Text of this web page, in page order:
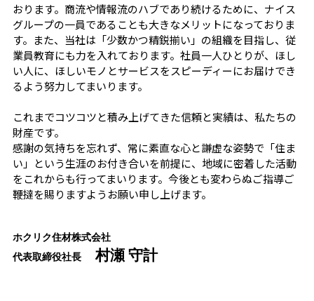
おります。商流や情報流のハブであり続けるために、ナイス
グループの一員であることも大きなメリットになっておりま
す。また、当社は「少数かつ精鋭揃い」の組織を目指し、従
業員教育にも力を入れております。社員一人ひとりが、ほし
い人に、ほしいモノとサービスをスピーディーにお届けでき
るよう努力してまいります。
これまでコツコツと積み上げてきた信頼と実績は、私たちの
財産です。
感謝の気持ちを忘れず、常に素直な心と謙虚な姿勢で「住ま
い」という生涯のお付き合いを前提に、地域に密着した活動
をこれからも行ってまいります。今後とも変わらぬご指導ご
鞭撻を賜りますようお願い申し上げます。
ホクリク住材株式会社
代表取締役社長
村瀬 守計